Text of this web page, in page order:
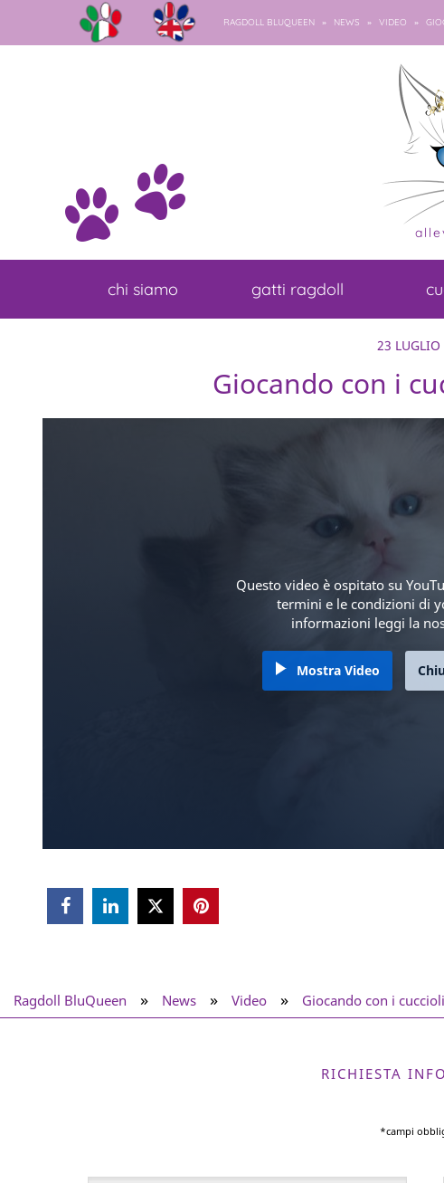
RAGDOLL BLUQUEEN » NEWS » VIDEO »
chi siamo gatti ragdoll
23
Giocando con i
Questo video è ospitato su
termini e le condizioni di
informazioni leggi la
Mostra Video
  
Ragdoll BluQueen » News » Video » Giocando con i
RICHIESTA
*campi